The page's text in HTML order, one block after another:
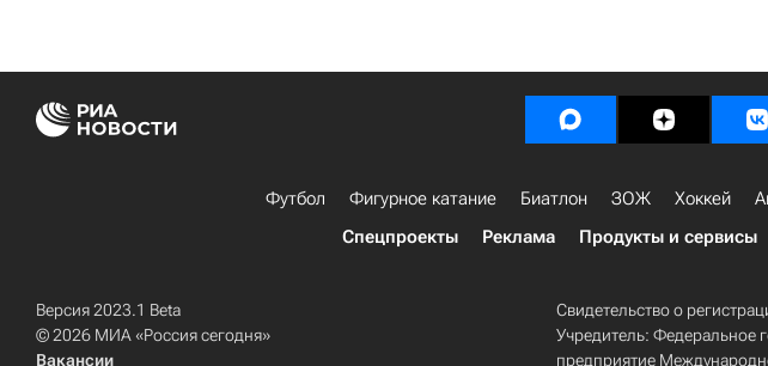
Футбол Фигурное катание Биатлон ЗОЖ Хоккей
Спецпроекты
Реклама Продукты и сервисы
Версия 2023.1 Beta
© 2026 МИА «Россия сегодня»
Вакансии
Свидетельство о
Учредитель: Федеральное
предприятие